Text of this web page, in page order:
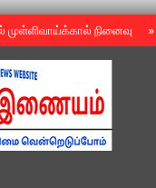
முள்ளிவாய்க்கால் நினைவு »